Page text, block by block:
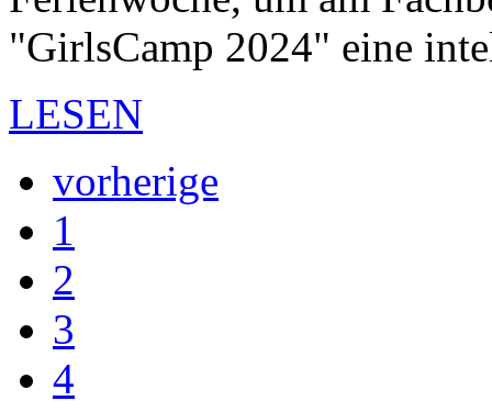
"GirlsCamp 2024" eine
LESEN
vorherige
1
2
3
4